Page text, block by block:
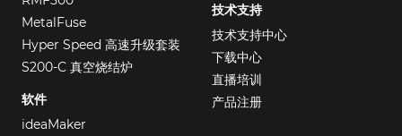
MetalFuse
Hyper Speed 高速升级套装
S200-C 真空烧结炉
软件
ideaMaker
技术支持
技术支持中心
下载中心
直播培训
产品注册